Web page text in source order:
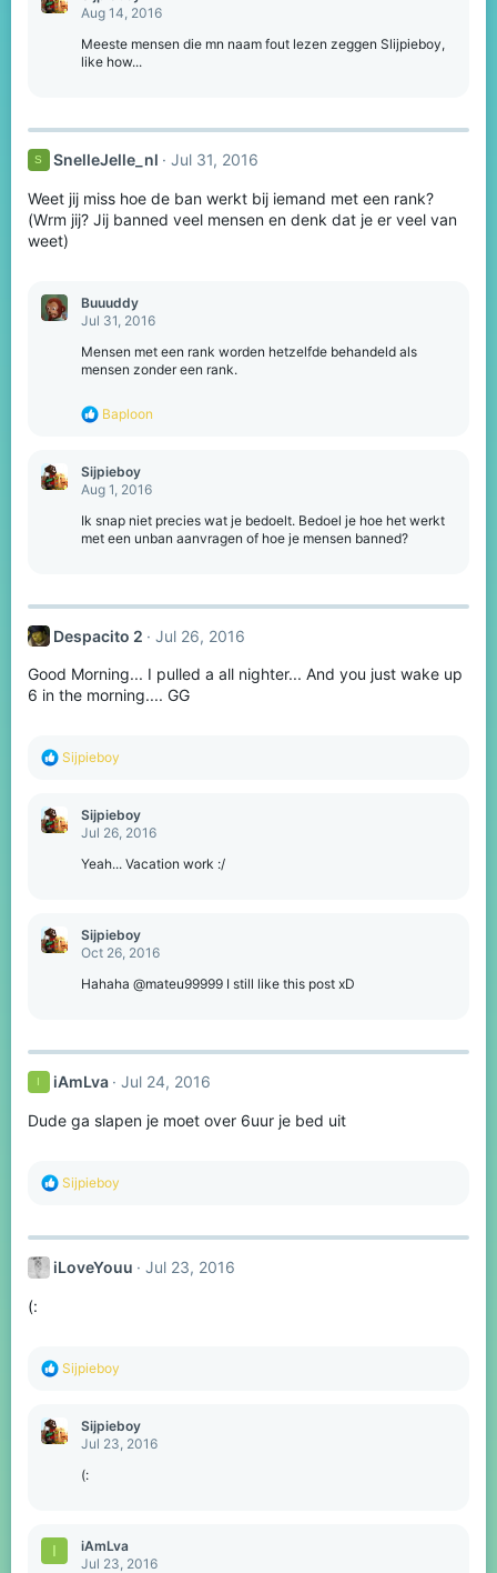
t
Aug 14, 2016
Meeste mensen die mn naam fout lezen zeggen Slijpieboy,
like how...
S SnelleJelle_nl Jul 31, 2016
Weet jij miss hoe de ban werkt bij iemand met een rank?
(Wrm jij? Jij banned veel mensen en denk dat je er veel van
weet)
Buuuddy
Jul 31, 2016
Mensen met een rank worden hetzelfde behandeld als
mensen zonder een rank.
R
c
t
i
o
n
Baploon
Sijpieboy
Aug 1, 2016
Ik snap niet precies wat je bedoelt. Bedoel je hoe het werkt
met een unban aanvragen of hoe je mensen banned?
Despacito 2 Jul 26, 2016
Good Morning... I pulled a all nighter... And you just wake up
6 in the morning.... GG
R
t
Sijpieboy
Sijpieboy
Jul 26, 2016
Yeah... Vacation work :/
Sijpieboy
Oct 26, 2016
Hahaha @mateu99999 I still like this post xD
I iAmLva Jul 24, 2016
Dude ga slapen je moet over 6uur je bed uit
R
c
i
Sijpieboy
iLoveYouu Jul 23, 2016
(:
R
t
Sijpieboy
Sijpieboy
Jul 23, 2016
(:
I
iAmLva
Jul 23, 2016